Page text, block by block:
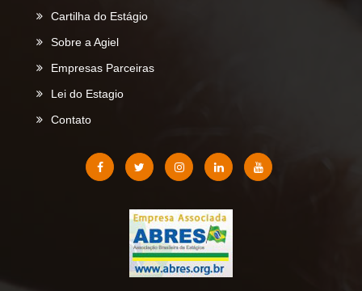
Cartilha do Estágio
Sobre a Agiel
Empresas Parceiras
Lei do Estagio
Contato